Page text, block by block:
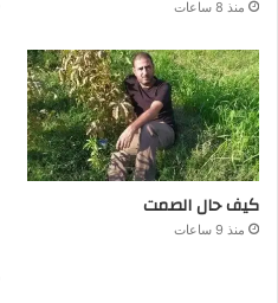
منذ 8 ساعات
كيف حال الصمت
منذ 9 ساعات